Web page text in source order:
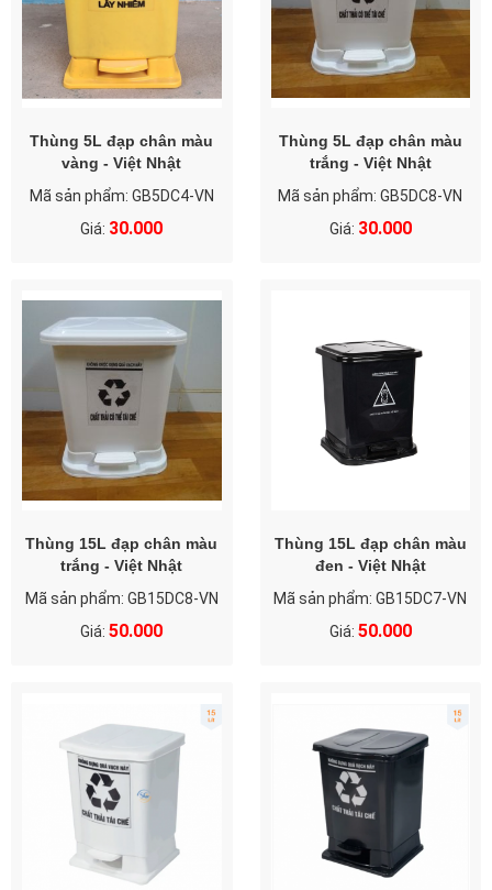
Thùng 5L đạp chân màu
vàng - Việt Nhật
Mã sản phẩm: GB5DC4-VN
Giá: 30.000
Thùng 5L đạp chân màu
trắng - Việt Nhật
Mã sản phẩm: GB5DC8-VN
Giá: 30.000
Thùng 15L đạp chân màu
trắng - Việt Nhật
Mã sản phẩm: GB15DC8-VN
Giá:50.000
Thùng 15L đạp chân màu
đen - Việt Nhật
Mã sản phẩm: GB15DC7-VN
Giá: 50.000